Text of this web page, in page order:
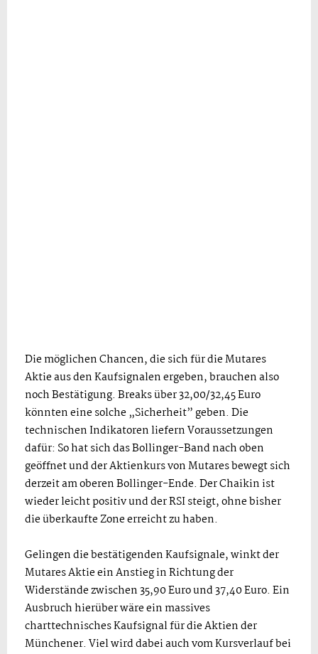
Die möglichen Chancen, die sich für die Mutares
Aktie aus den Kaufsignalen ergeben, brauchen also
noch Bestätigung. Breaks über 32,00/32,45 Euro
könnten eine solche „Sicherheit” geben. Die
technischen Indikatoren liefern Voraussetzungen
dafür: So hat sich das Bollinger-Band nach oben
geöffnet und der Aktienkurs von Mutares bewegt sich
derzeit am oberen Bollinger-Ende. Der Chaikin ist
wieder leicht positiv und der RSI steigt, ohne bisher
die überkaufte Zone erreicht zu haben.
Gelingen die bestätigenden Kaufsignale, winkt der
Mutares Aktie ein Anstieg in Richtung der
Widerstände zwischen 35,90 Euro und 37,40 Euro. Ein
Ausbruch hierüber wäre ein massives
charttechnisches Kaufsignal für die Aktien der
Münchener. Viel wird dabei auch vom Kursverlauf bei